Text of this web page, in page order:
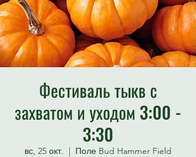
Фестиваль тыкв с
захватом и уходом 3:00 -
3:30
вс, 25 окт.
  |
Поле Bud Hammer Field